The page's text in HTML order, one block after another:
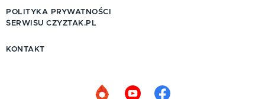
POLITYKA PRYWATNOŚCI
SERWISU CZYZTAK.PL
KONTAKT